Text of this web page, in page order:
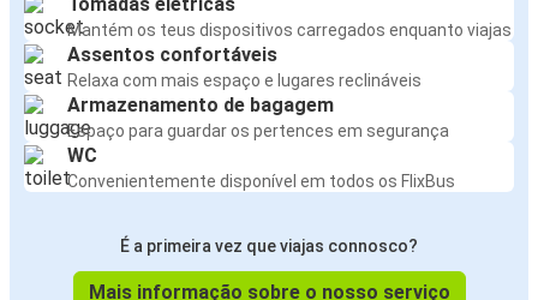
Mantém os teus dispositivos carregados enquanto viajas
Assentos confortáveis
Relaxa com mais espaço e lugares reclináveis
Armazenamento de bagagem
Espaço para guardar os pertences em segurança
WC
Convenientemente disponível em todos os FlixBus
É a primeira vez que viajas connosco?
Mais informação sobre o nosso serviço